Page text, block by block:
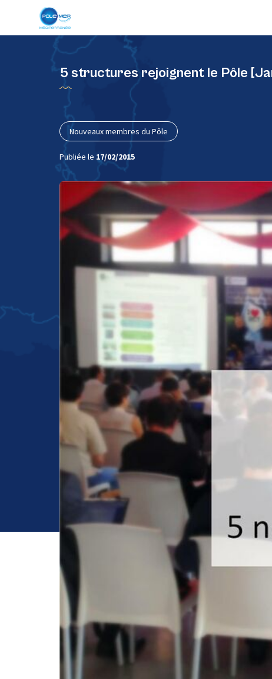
5 structures rejoignent le Pôle
Nouveaux membres du Pôle
Publiée le 17/02/2015
Panneau de gestion des cookies